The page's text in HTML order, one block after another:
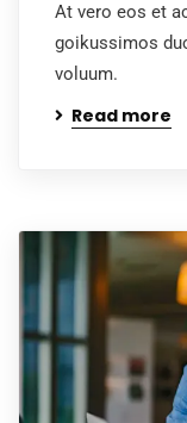
At vero eos et
goikussimos
voluum.
Read more